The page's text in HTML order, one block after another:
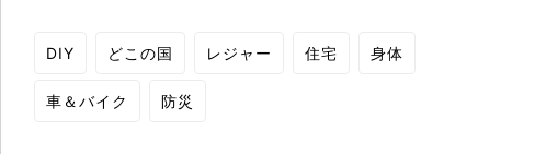
DIY どこの国 レジャー 住宅 身体
車＆バイク 防災